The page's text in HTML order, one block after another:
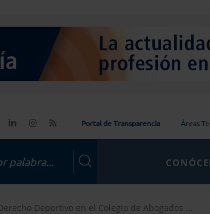
Portal de Transparencia Áreas
Deportivo en el Colegio de Abogados ...